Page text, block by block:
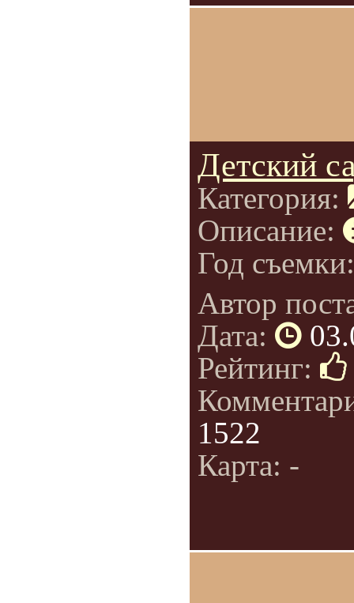
Детский
Категория:
Описание:
Год
Автор
Дата:
Рейтинг:
1522
Карта: -